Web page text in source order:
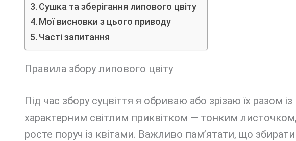
Сушка та зберігання липового цвіту
Мої висновки з цього приводу
Часті запитання
Правила збору липового цвіту
Під час збору суцвіття я обриваю або зрізаю їх разом із
характерним світлим приквітком — тонким
росте поруч із квітами. Важливо пам’ятати, що